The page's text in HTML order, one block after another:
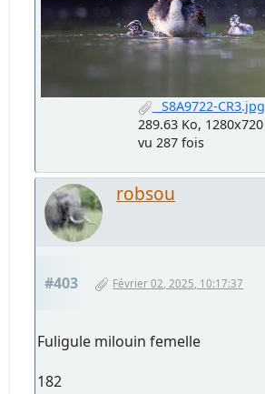
_S8A9722-CR3.jpg
289.63 Ko, 1280x720
vu 287 fois
robsou
#403 Février 02, 2025, 10:17:37
Fuligule milouin femelle
182